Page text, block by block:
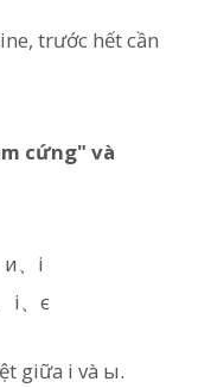
trước hết cần
cứng" và
、і
і、є
giữa і và ы.